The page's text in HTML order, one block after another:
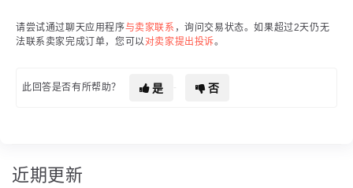
请尝试通过聊天应用程序与卖家联系 ，询问交易状态。如果超过2天仍无
法联系卖家完成订单，您可以对卖家提出投诉。
此回答是否有所帮助？ 是 否
近期更新